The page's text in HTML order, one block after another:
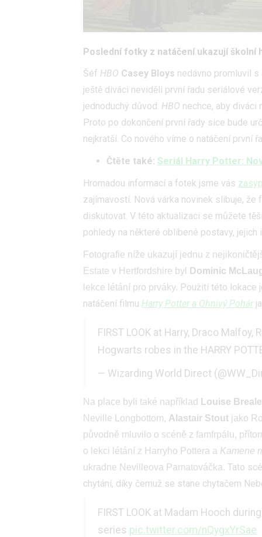
Poslední fotky z natáčení ukazují školní
Šéf HBO Casey Bloys nedávno promluvil
ještě diváci neviděli první řadu seriálové
jednoduchý důvod. HBO nechce, aby diváci
Proto po dokončení první řady sice bude
nejkratší. Co nového víme o natáčení první
Čtěte také: Seriál Harry Potter:
Hromadou informací a fotek jsme vás
zajímavostí. Nová várka novinek slibuje,
diskutovat. V této aktualizaci se můžete
pohledy na některé oblíbené postavy,
Fotografie níže ukazují jednu z
Estate v Hertfordshire byl
Dominic
lekce létání pro prváky. Použití této lokace
natáčení filmu Harry Potter a Ohnivý Pohár
FIRST LOOK at Harry, Draco
Hogwarts robes in the HARRY
— Wizarding World Direct
Na place byli také například Louise
Neville Longbottom, Alastair Stout jako
původně mluvilo o scéně z famfrpálu,
o lekci létání z Harryho Pottera a Kamene
ukradne Nevilleova Pamatováčka. Tato
chytání, díky čemuž se stane chytačem
FIRST LOOK at Madam Hooch
series pic.twitter.com/nQygxYrSae